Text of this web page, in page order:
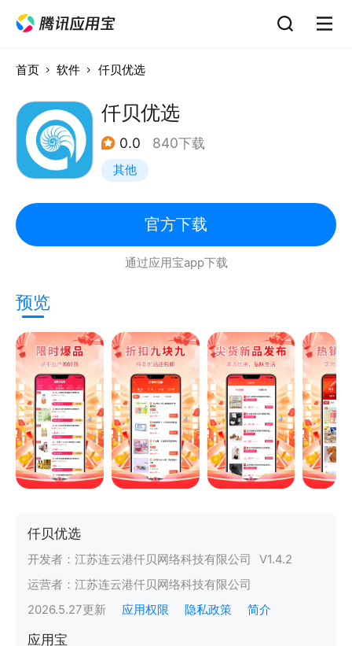
首页 软件 仟贝优选
仟贝优选
0.0 840下载
其他
官方下载
通过应用宝app下载
预览
仟贝优选
开发者： 江苏连云港仟贝网络科技有限公司 V1.4.2
运营者： 江苏连云港仟贝网络科技有限公司
2026.5.27更新 应用权限 隐私政策 简介
应用宝